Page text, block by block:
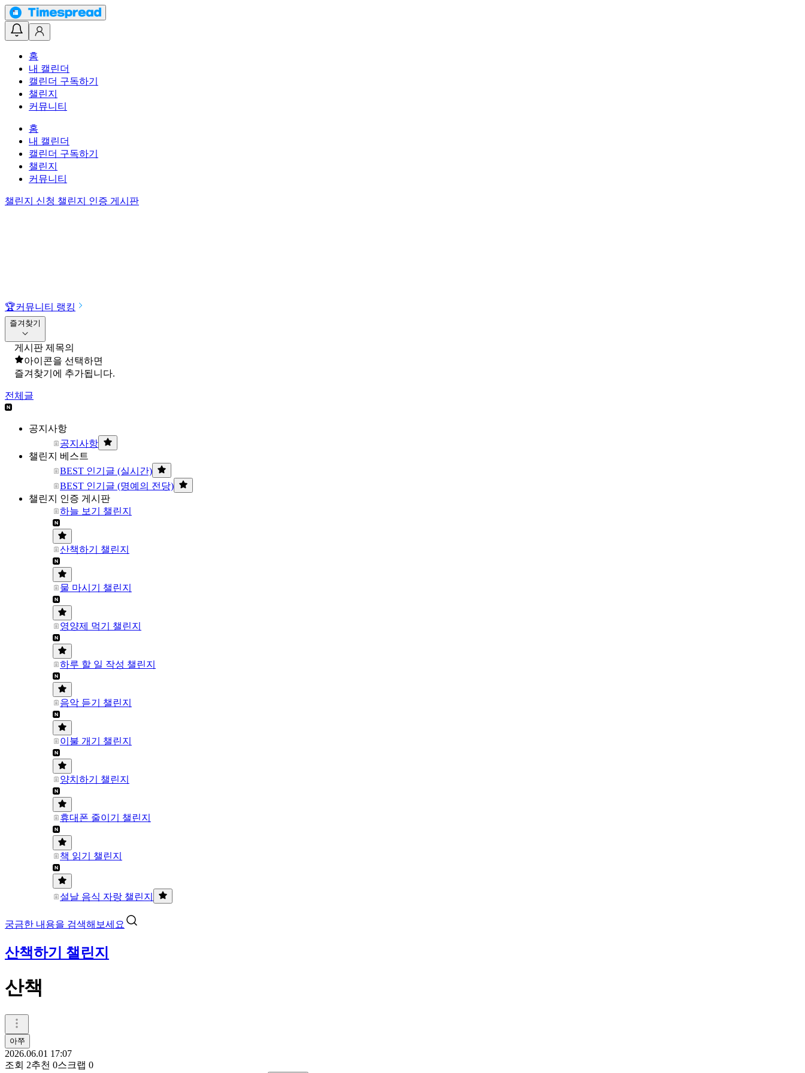
홈
내 캘린더
캘린더 구독하기
챌린지
커뮤니티
홈
내 캘린더
캘린더 구독하기
챌린지
커뮤니티
챌린지 신청 챌린지 인증 게시판
🏆커뮤니티 랭킹
즐겨찾기
게시판 제목의
아이콘을 선택하면
즐겨찾기에 추가됩니다.
전체글
공지사항
공지사항
챌린지 베스트
BEST 인기글 (실시간)
BEST 인기글 (명예의 전당)
챌린지 인증 게시판
하늘 보기 챌린지
산책하기 챌린지
물 마시기 챌린지
영양제 먹기 챌린지
하루 할 일 작성 챌린지
음악 듣기 챌린지
이불 개기 챌린지
양치하기 챌린지
휴대폰 줄이기 챌린지
책 읽기 챌린지
설날 음식 자랑 챌린지
궁금한 내용을 검색해보세요
산책하기 챌린지
산책
아쭈
2026.06.01 17:07
조회 2추천 0스크랩 0